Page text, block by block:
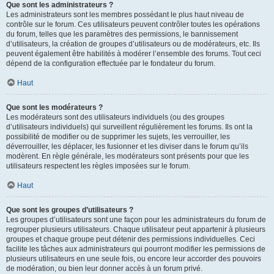
Que sont les administrateurs ?
Les administrateurs sont les membres possédant le plus haut niveau de
contrôle sur le forum. Ces utilisateurs peuvent contrôler toutes les opérations
du forum, telles que les paramètres des permissions, le bannissement
d’utilisateurs, la création de groupes d’utilisateurs ou de modérateurs, etc. Ils
peuvent également être habilités à modérer l’ensemble des forums. Tout ceci
dépend de la configuration effectuée par le fondateur du forum.
Haut
Que sont les modérateurs ?
Les modérateurs sont des utilisateurs individuels (ou des groupes
d’utilisateurs individuels) qui surveillent régulièrement les forums. Ils ont la
possibilité de modifier ou de supprimer les sujets, les verrouiller, les
déverrouiller, les déplacer, les fusionner et les diviser dans le forum qu’ils
modèrent. En règle générale, les modérateurs sont présents pour que les
utilisateurs respectent les règles imposées sur le forum.
Haut
Que sont les groupes d’utilisateurs ?
Les groupes d’utilisateurs sont une façon pour les administrateurs du forum de
regrouper plusieurs utilisateurs. Chaque utilisateur peut appartenir à plusieurs
groupes et chaque groupe peut détenir des permissions individuelles. Ceci
facilite les tâches aux administrateurs qui pourront modifier les permissions de
plusieurs utilisateurs en une seule fois, ou encore leur accorder des pouvoirs
de modération, ou bien leur donner accès à un forum privé.